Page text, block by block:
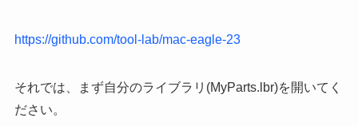
https://github.com/tool-lab/mac-eagle-23
それでは、まず自分のライブラリ(MyParts.lbr)を開いてく
ださい。